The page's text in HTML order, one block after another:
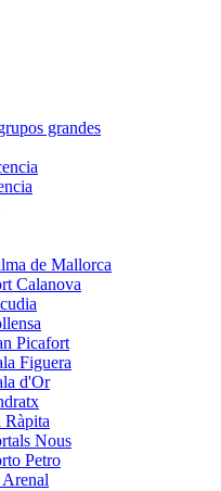
grandes
de Mallorca
Calanova
Picafort
Figuera
d'Or
Ràpita
Nous
Petro